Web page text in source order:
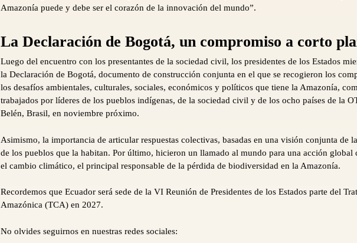
Amazonía puede y debe ser el corazón de la innovación del mundo”.
La Declaración de Bogotá, un compromiso a corto
Luego del encuentro con los presentantes de la sociedad civil, los presidentes de los Estados
la Declaración de Bogotá, documento de construcción conjunta en el que se recogieron los
los desafíos ambientales, culturales, sociales, económicos y políticos que tiene la Amazonía,
trabajados por líderes de los pueblos indígenas, de la sociedad civil y de los ocho países de la
Belén, Brasil, en noviembre próximo.
Asimismo, la importancia de articular respuestas colectivas, basadas en una visión conjunta de
de los pueblos que la habitan. Por último, hicieron un llamado al mundo para una acción global
el cambio climático, el principal responsable de la pérdida de biodiversidad en la Amazonía.
Recordemos que Ecuador será sede de la VI Reunión de Presidentes de los Estados parte del
Amazónica (TCA) en 2027.
No olvides seguirnos en nuestras redes sociales: